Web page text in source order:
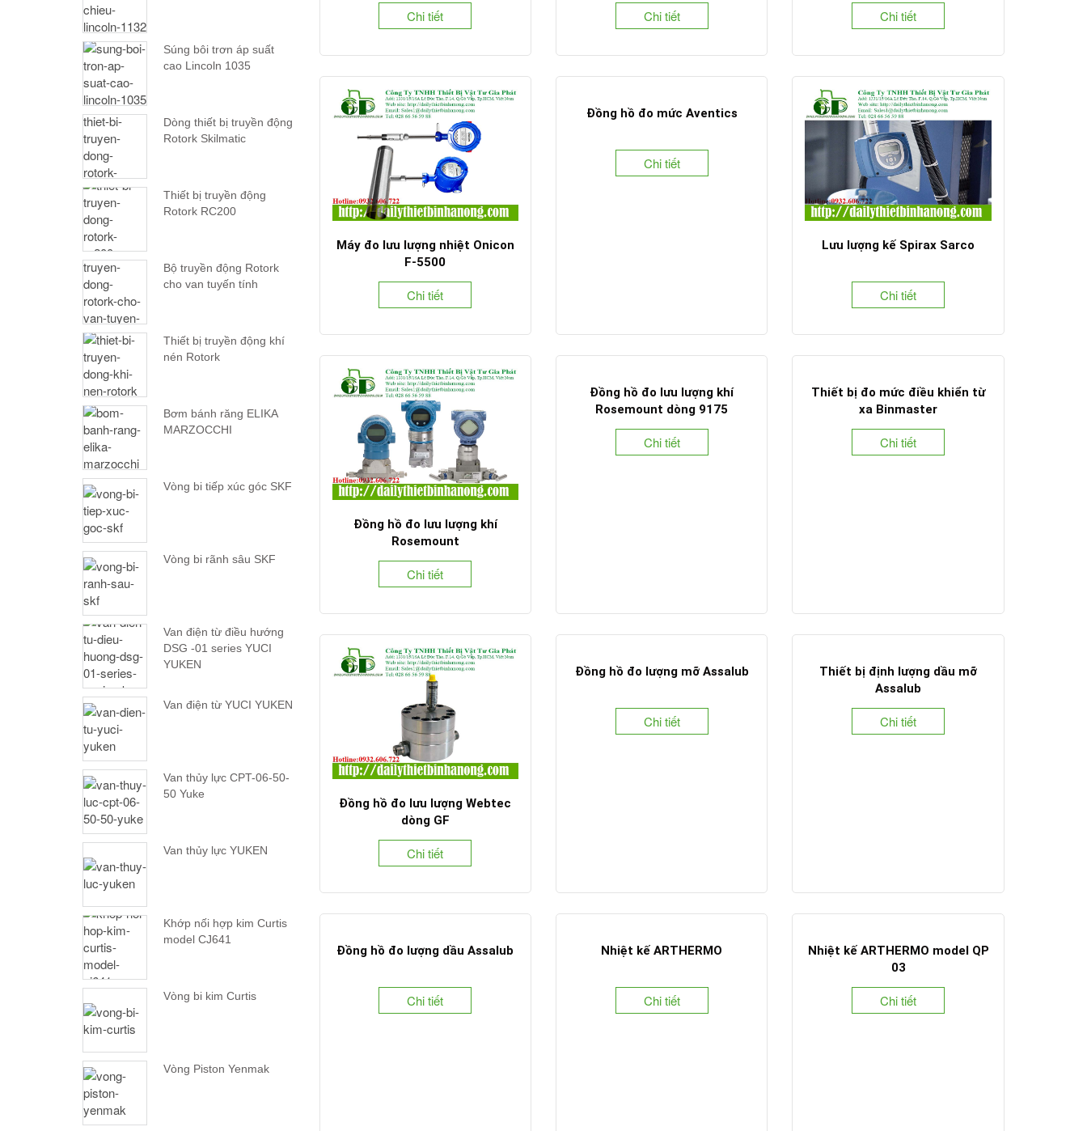
Chi tiết Chi tiết Chi tiết
Máy đo lưu lượng nhiệt Onicon
F-5500
Chi tiết
Đồng hồ đo mức Aventics
Chi tiết
Lưu lượng kế Spirax Sarco
Chi tiết
Đồng hồ đo lưu lượng khí
Rosemount
Chi tiết
Đồng hồ đo lưu lượng khí
Rosemount dòng 9175
Chi tiết
Thiết bị đo mức điều khiển từ
xa Binmaster
Chi tiết
Đồng hồ đo lưu lượng Webtec
dòng GF
Chi tiết
Đồng hồ đo lượng mỡ Assalub
Chi tiết
Thiết bị định lượng dầu mỡ
Assalub
Chi tiết
Đồng hồ đo lượng dầu Assalub
Chi tiết
Nhiệt kế ARTHERMO
Chi tiết
Nhiệt kế ARTHERMO model QP
03
Chi tiết
Súng bôi trơn áp suất
cao Lincoln 1035
Dòng thiết bị truyền động
Rotork Skilmatic
Thiết bị truyền động
Rotork RC200
Bộ truyền động Rotork
cho van tuyến tính
Thiết bị truyền động khí
nén Rotork
Bơm bánh răng ELIKA
MARZOCCHI
Vòng bi tiếp xúc góc SKF
Vòng bi rãnh sâu SKF
Van điện từ điều hướng
DSG -01 series YUCI
YUKEN
Van điện từ YUCI YUKEN
Van thủy lực CPT-06-50-
50 Yuke
Van thủy lực YUKEN
Khớp nối hợp kim Curtis
model CJ641
Vòng bi kim Curtis
Vòng Piston Yenmak